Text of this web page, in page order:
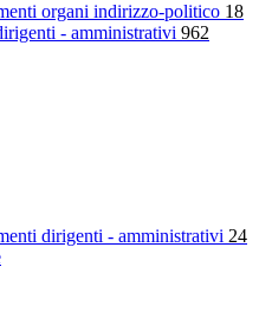
organi indirizzo-politico 18
- amministrativi 962
dirigenti - amministrativi 24